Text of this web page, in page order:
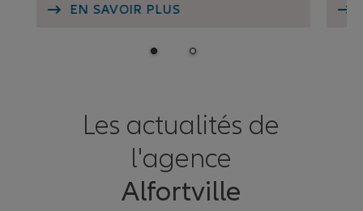
EN SAVOIR PLUS
Les actualités de
l'agence
Alfortville